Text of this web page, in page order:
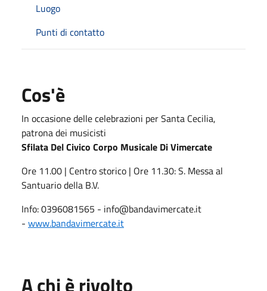
Luogo
Punti di contatto
Cos'è
In occasione delle celebrazioni per Santa Cecilia,
patrona dei musicisti
Sfilata Del Civico Corpo Musicale Di Vimercate
Ore 11.00 | Centro storico | Ore 11.30: S. Messa al
Santuario della B.V.
Info: 0396081565 - info@bandavimercate.it
- www.bandavimercate.it
A chi è rivolto